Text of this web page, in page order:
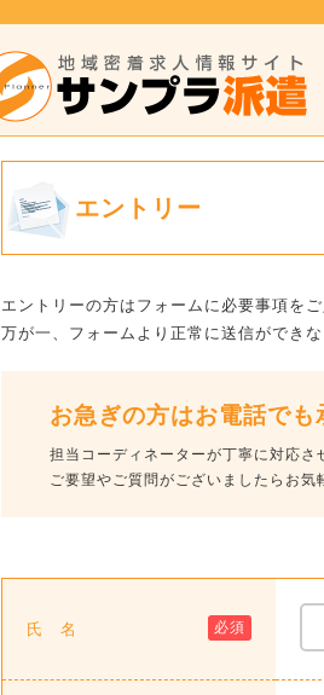
エントリー
エントリーの方はフォームに必要事項を
万が一、フォームより正常に送信ができ
お急ぎの方はお電話でも
担当コーディネーターが丁寧に対応さ
ご要望やご質問がございましたらお気
氏 名 必須